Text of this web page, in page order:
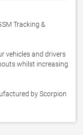
Tracking &
vehicles and drivers
whilst increasing
by Scorpion